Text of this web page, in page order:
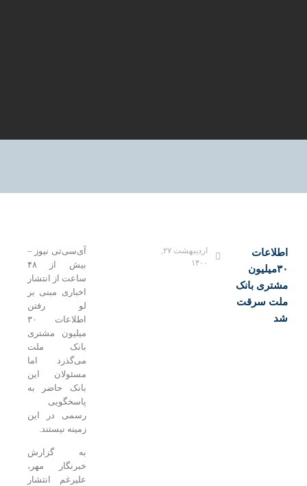
۳۰میلیون
بانک‌
سرقت
اردیبهشت ۲۷,
آی‌سی‌تی نیوز –
ساعت از انتشار
اخباری مبنی بر
لو رفتن
اطلاعات ۳۰
میلیون مشتری
بانک ملت
می‌گذرد اما
مسئولان این
بانک حاضر به
پاسخگویی
رسمی در این
زمینه نیستند.
به گزارش
خبرنگار مهر،
علیرغم انتشار